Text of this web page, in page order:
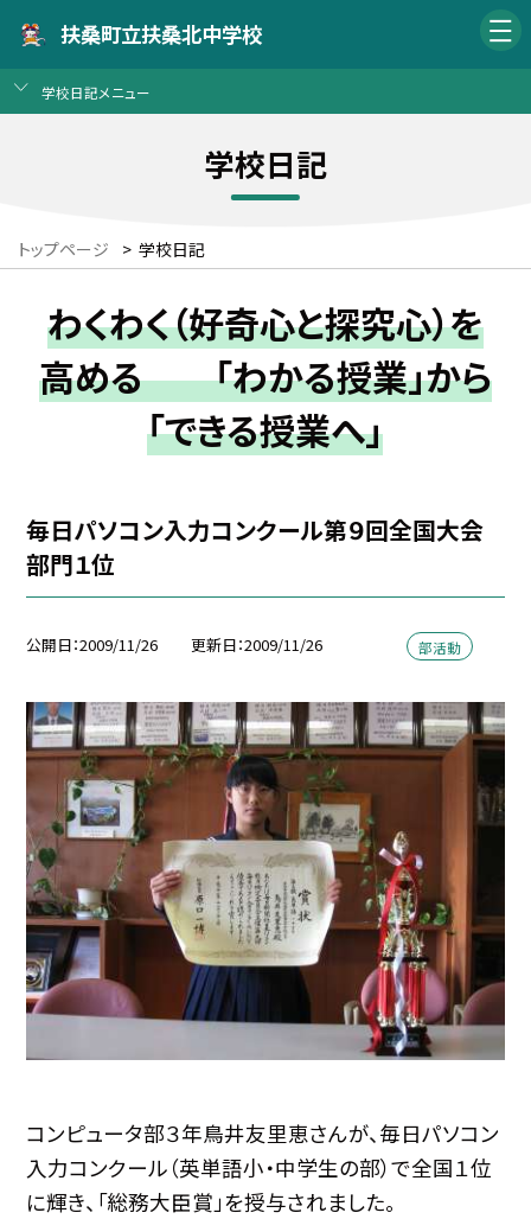
扶桑町立扶桑北中学校
学校日記メニュー
学校日記
トップページ > 学校日記
わくわく（好奇心と探究心）を
高める 「わかる授業」から
「できる授業へ」
毎日パソコン入力コンクール第９回全国大会
部門１位
公開日 2009/11/26 更新日 2009/11/26 部活動
コンピュータ部３年鳥井友里恵さんが、毎日パソコン
入力コンクール（英単語小・中学生の部）で全国１位
に輝き、「総務大臣賞」を授与されました。